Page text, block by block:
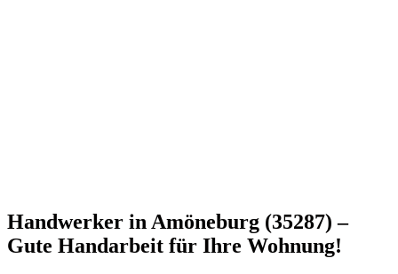
Handwerker in Amöneburg (35287) –
Gute Handarbeit für Ihre Wohnung!